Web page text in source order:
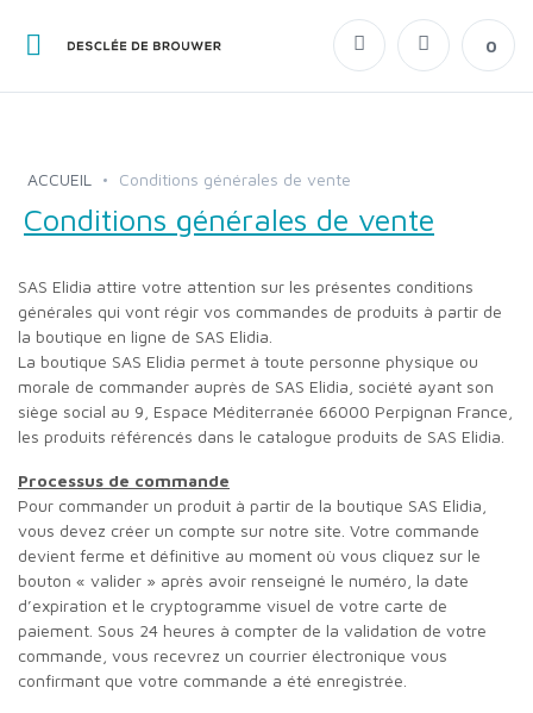
0
ACCUEIL Conditions générales de vente
Conditions générales de vente
SAS Elidia attire votre attention sur les présentes conditions
générales qui vont régir vos commandes de produits à partir de
la boutique en ligne de SAS Elidia.
La boutique SAS Elidia permet à toute personne physique ou
morale de commander auprès de SAS Elidia, société ayant son
siège social au 9, Espace Méditerranée 66000 Perpignan France,
les produits référencés dans le catalogue produits de SAS Elidia.
Processus de commande
Pour commander un produit à partir de la boutique SAS Elidia,
vous devez créer un compte sur notre site. Votre commande
devient ferme et définitive au moment où vous cliquez sur le
bouton « valider » après avoir renseigné le numéro, la date
d’expiration et le cryptogramme visuel de votre carte de
paiement. Sous 24 heures à compter de la validation de votre
commande, vous recevrez un courrier électronique vous
confirmant que votre commande a été enregistrée.